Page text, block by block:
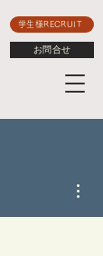
学生様RECRUIT
お問合せ